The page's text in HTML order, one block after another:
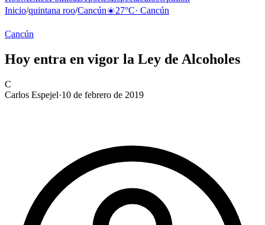
Inicio/quintana roo/Cancún☀️27°C· Cancún
Cancún
Hoy entra en vigor la Ley de Alcoholes
C
Carlos Espejel·10 de febrero de 2019